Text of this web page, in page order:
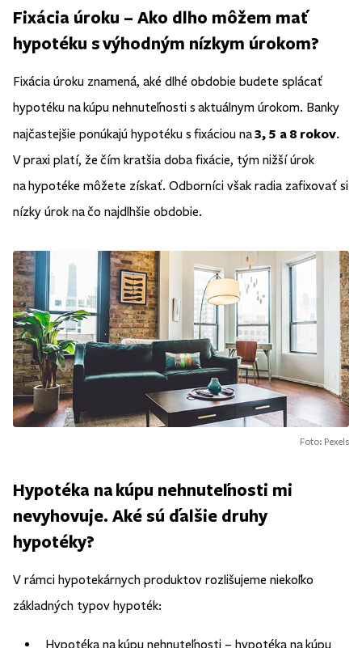
Fixácia úroku – Ako dlho môžem mať
hypotéku s výhodným nízkym úrokom?
Fixácia úroku znamená, aké dlhé obdobie budete splácať
hypotéku na kúpu nehnuteľnosti s aktuálnym úrokom. Banky
najčastejšie ponúkajú hypotéku s fixáciou na3, 5 a 8 rokov.
V praxi platí, že čím kratšia doba fixácie, tým nižší úrok
na hypotéke môžete získať. Odborníci však radia zafixovať si
nízky úrok na čo najdlhšie obdobie.
Foto: Pexels
Hypotéka na kúpu nehnuteľnosti mi
nevyhovuje. Aké sú ďalšie druhy
hypotéky?
V rámci hypotekárnych produktov rozlišujeme niekoľko
základných typov hypoték:
Hypotéka na kúpu nehnuteľnosti – hypotéka na kúpu